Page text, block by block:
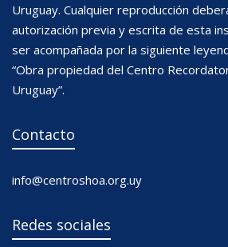
Uruguay. Cualquier reproducción
autorización previa y escrita de esta
ser acompañada por la siguiente
“Obra propiedad del Centro
Uruguay”.
Contacto
info@centroshoa.org.uy
Redes sociales